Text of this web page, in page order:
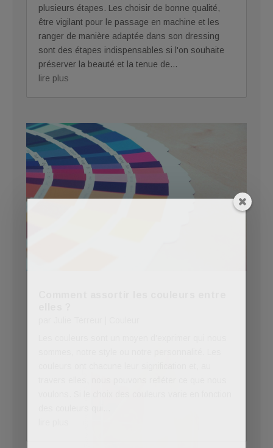
plusieurs étapes. Les choisir de bonne qualité,
être vigilant pour le passage en machine et les
ranger de manière adaptée dans son dressing
sont des étapes indispensables si l'on souhaite
préserver la beauté et la tenue de...
lire plus